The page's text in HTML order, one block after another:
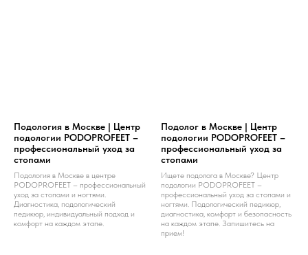
Подология в Москве | Центр
подологии PODOPROFEET –
профессиональный уход за
стопами
Подология в Москве в центре
PODOPROFEET – профессиональный
уход за стопами и ногтями.
Диагностика, подологический
педикюр, индивидуальный подход и
комфорт на каждом этапе.
Подолог в Москве | Центр
подологии PODOPROFEET –
профессиональный уход за
стопами
Ищете подолога в Москве? Центр
подологии PODOPROFEET –
профессиональный уход за стопами и
ногтями. Подологический педикюр,
диагностика, комфорт и безопасность
на каждом этапе. Запишитесь на
прием!